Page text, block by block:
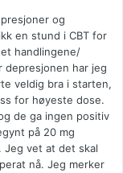
og
en stund i CBT for
handlingene/
depresjonen har jeg
veldig bra i starten,
for høyeste dose.
de ga ingen positiv
på 20 mg
Jeg vet at det skal
nå. Jeg merker